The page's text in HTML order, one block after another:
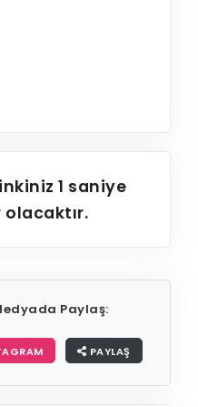
1 saniye
olacaktır.
Paylaş:
PAYLAŞ